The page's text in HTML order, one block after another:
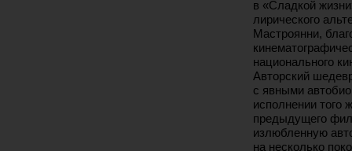
в «Сладкой
лирического
Мастроянни,
национального
Авторский
с явными
исполнении
предыдущего
излюбленную
на несколько